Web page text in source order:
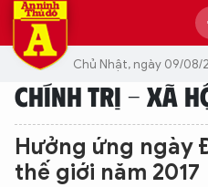
Chủ Nhật, ngày 09/08/
CHÍNH TRỊ - XÃ
Hưởng ứng ngày
thế giới năm 2017